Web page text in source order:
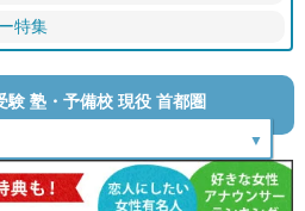
特集
塾・予備校 現役 首都圏